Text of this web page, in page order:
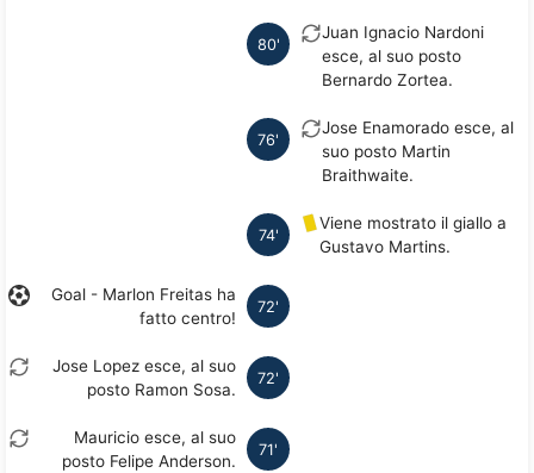
80'
Juan Ignacio Nardoni
esce, al suo posto
Bernardo Zortea.
76'
Jose Enamorado esce, al
suo posto Martin
Braithwaite.
74'
Viene mostrato il giallo a
Gustavo Martins.
72'
Goal - Marlon Freitas ha
fatto centro!
72'
Jose Lopez esce, al suo
posto Ramon Sosa.
71'
Mauricio esce, al suo
posto Felipe Anderson.